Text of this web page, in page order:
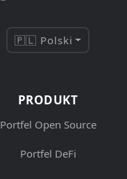
🇵🇱 Polski
PRODUKT
Portfel Open Source
Portfel DeFi